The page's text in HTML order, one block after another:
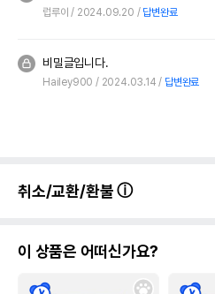
럽루이 2024.09.20 답변완료
비밀글입니다.
Hailey900 2024.03.14 답변완료
취소/교환/환불
이 상품은 어떠신가요?